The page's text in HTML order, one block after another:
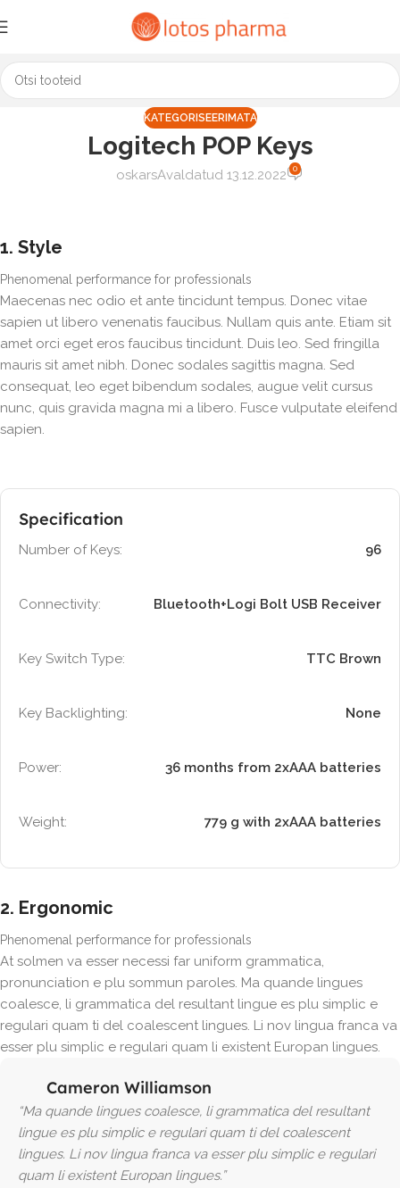
KATEGORISEERIMATA
Logitech POP Keys
oskarsAvaldatud 13.12.2022 0
1. Style
Phenomenal performance for professionals
Maecenas nec odio et ante tincidunt tempus. Donec vitae
sapien ut libero venenatis faucibus. Nullam quis ante. Etiam sit
amet orci eget eros faucibus tincidunt. Duis leo. Sed fringilla
mauris sit amet nibh. Donec sodales sagittis magna. Sed
consequat, leo eget bibendum sodales, augue velit cursus
nunc, quis gravida magna mi a libero. Fusce vulputate eleifend
sapien.
Specification
Number of Keys: 96
Connectivity: Bluetooth+Logi Bolt USB Receiver
Key Switch Type: TTC Brown
Key Backlighting: None
Power: 36 months from 2xAAA batteries
Weight: 779 g with 2xAAA batteries
2. Ergonomic
Phenomenal performance for professionals
At solmen va esser necessi far uniform grammatica,
pronunciation e plu sommun paroles. Ma quande lingues
coalesce, li grammatica del resultant lingue es plu simplic e
regulari quam ti del coalescent lingues. Li nov lingua franca va
esser plu simplic e regulari quam li existent Europan lingues.
Cameron Williamson
“Ma quande lingues coalesce, li grammatica del resultant
lingue es plu simplic e regulari quam ti del coalescent
lingues. Li nov lingua franca va esser plu simplic e regulari
quam li existent Europan lingues.”